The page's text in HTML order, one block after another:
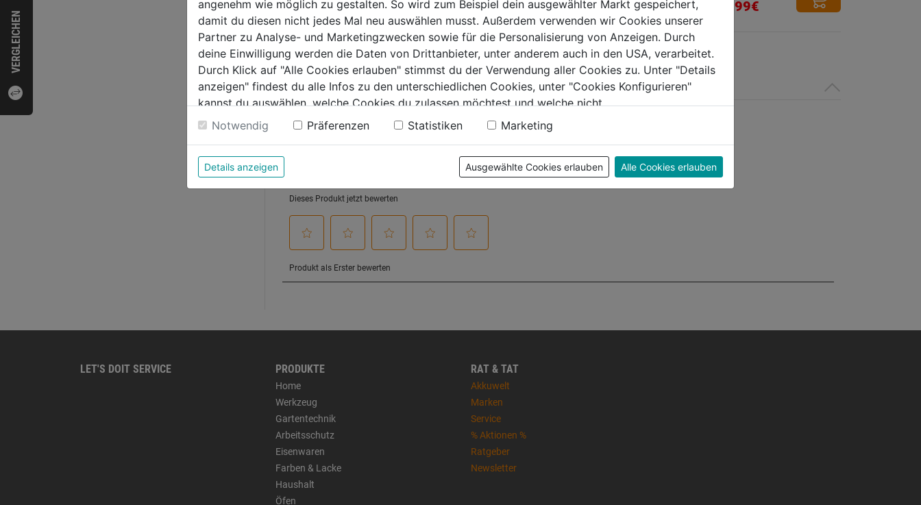
VERGLEICHEN
5
Sternen.
12,99€
5
Sternen.
12,99€
5
Sternen.
12,99€ 12,99€
Bewertung
LET'S DOIT SERVICE PRODUKTE
Home
Werkzeug
Gartentechnik
Arbeitsschutz
Eisenwaren
Farben & Lacke
Haushalt
Öfen
RAT & TAT
Akkuwelt
Marken
Service
% Aktionen %
Ratgeber
Newsletter
angenehm wie möglich zu gestalten. So wird zum Beispiel dein ausgewählter Markt gespeichert,
damit du diesen nicht jedes Mal neu auswählen musst. Außerdem verwenden wir Cookies unserer
Partner zu Analyse- und Marketingzwecken sowie für die Personalisierung von Anzeigen. Durch
deine Einwilligung werden die Daten von Drittanbieter, unter anderem auch in den USA, verarbeitet.
Durch Klick auf "Alle Cookies erlauben" stimmst du der Verwendung aller Cookies zu. Unter "Details
anzeigen" findest du alle Infos zu den unterschiedlichen Cookies, unter "Cookies Konfigurieren"
kannst du auswählen, welche Cookies du zulassen möchtest und welche nicht.
Weitere Informationen findest du in unserer Datenschutzerklärung
Notwendig Präferenzen Statistiken Marketing
Details anzeigen Ausgewählte Cookies erlauben Alle Cookies erlauben